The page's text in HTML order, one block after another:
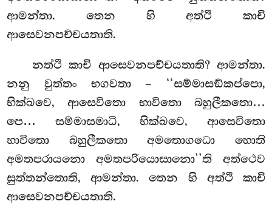
ආමන්තා. තෙන හි අත්ථි කාචි
ආසෙවනපච්චයතාති.
නත්ථි කාචි ආසෙවනපච්චයතාති? ආමන්තා.
නනු වුත්තං භගවතා – ‘‘සම්මාසඞ්කප්පො,
භික්ඛවෙ, ආසෙවිතො භාවිතො බහුලීකතො…
පෙ… සම්මාසමාධි, භික්ඛවෙ, ආසෙවිතො
භාවිතො බහුලීකතො අමතොගධො හොති
අමතපරායනො අමතපරියොසානො’’ති අත්ථෙව
සුත්තන්තොති, ආමන්තා. තෙන හි අත්ථි කාචි
ආසෙවනපච්චයතාති.